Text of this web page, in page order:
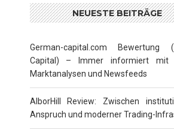
NEUESTE BEITRÄGE
German-capital.com Bewertung
Capital) – Immer informiert mit
Marktanalysen und Newsfeeds
AlborHill Review: Zwischen
Anspruch und moderner Trading-